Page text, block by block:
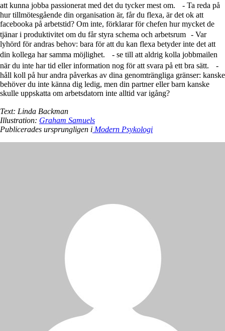
att kunna jobba passionerat med det du tycker mest om. - Ta reda på
hur tillmötesgående din organisation är, får du flexa, är det ok att
facebooka på arbetstid? Om inte, förklarar för chefen hur mycket de
tjänar i produktivitet om du får styra schema och arbetsrum - Var
lyhörd för andras behov: bara för att du kan flexa betyder inte det att
din kollega har samma möjlighet. - se till att aldrig kolla jobbmailen
när du inte har tid eller information nog för att svara på ett bra sätt. -
håll koll på hur andra påverkas av dina genomträngliga gränser: kanske
behöver du inte känna dig ledig, men din partner eller barn kanske
skulle uppskatta om arbetsdatorn inte alltid var igång?
Text: Linda Backman
Illustration: Graham Samuels
Publicerades ursprungligen i Modern Psykologi